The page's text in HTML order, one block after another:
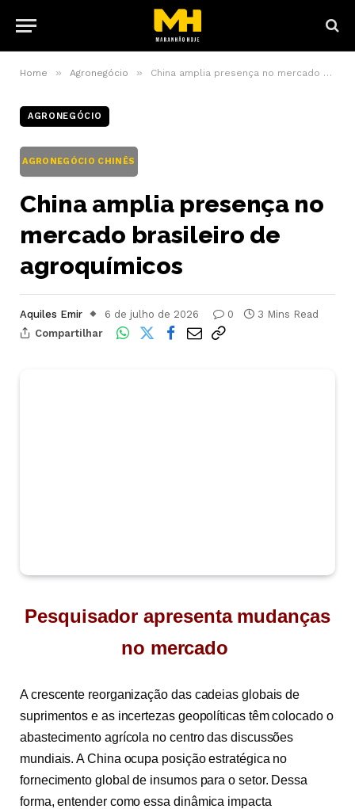
Home » Agronegócio » China amplia presença no mercado brasileiro de agroquímicos
AGRONEGÓCIO
AGRONEGÓCIO CHINÊS
China amplia presença no
mercado brasileiro de
agroquímicos
Aquiles Emir 6 de julho de 2026 0
3 Mins Read
Compartilhar
Pesquisador apresenta mudanças
no mercado
A crescente reorganização das cadeias globais de
suprimentos e as incertezas geopolíticas têm colocado o
abastecimento agrícola no centro das discussões
mundiais. A China ocupa posição estratégica no
fornecimento global de insumos para o setor. Dessa
forma, entender como essa dinâmica impacta